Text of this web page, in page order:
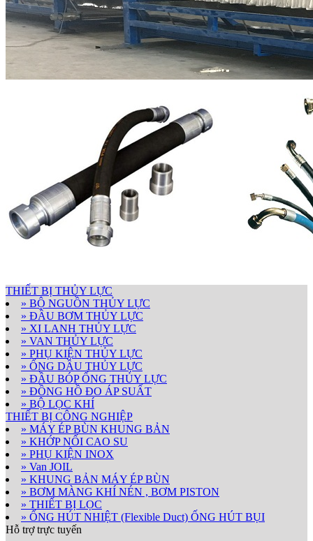
THIẾT BỊ THỦY LỰC
» BỘ NGUỒN THỦY LỰC
» ĐẦU BƠM THỦY LỰC
» XI LANH THỦY LỰC
» VAN THỦY LỰC
» PHỤ KIỆN THỦY LỰC
» ỐNG DẦU THỦY LỰC
» ĐẦU BÓP ỐNG THỦY LỰC
» ĐỒNG HỒ ĐO ÁP SUẤT
» BỘ LỌC KHÍ
THIẾT BỊ CÔNG NGHIỆP
» MÁY ÉP BÙN KHUNG BẢN
» KHỚP NỐI CAO SU
» PHỤ KIỆN INOX
» Van JOIL
» KHUNG BẢN MÁY ÉP BÙN
» BƠM MÀNG KHÍ NÉN , BƠM PISTON
» THIẾT BỊ LỌC
» ỐNG HÚT NHIỆT (Flexible Duct) ỐNG HÚT BỤI
Hỗ trợ trực tuyến